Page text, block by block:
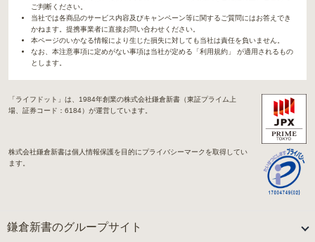
ご判断ください。
当社では各商品のサービス内容及びキャンペーン等に関するご質問にはお答えでき
かねます。提携事業者に直接お問い合わせください。
本ページのいかなる情報により生じた損失に対しても当社は責任を負いません。
なお、本注意事項に定めがない事項は当社が定める「利用規約」 が適用されるもの
とします。
「ライフドット」は、1984年創業の株式会社鎌倉新書（東証プライム上
場、証券コード：6184）が運営しています。
株式会社鎌倉新書は個人情報保護を目的にプライバシーマークを取得してい
ます。
鎌倉新書のグループサイト